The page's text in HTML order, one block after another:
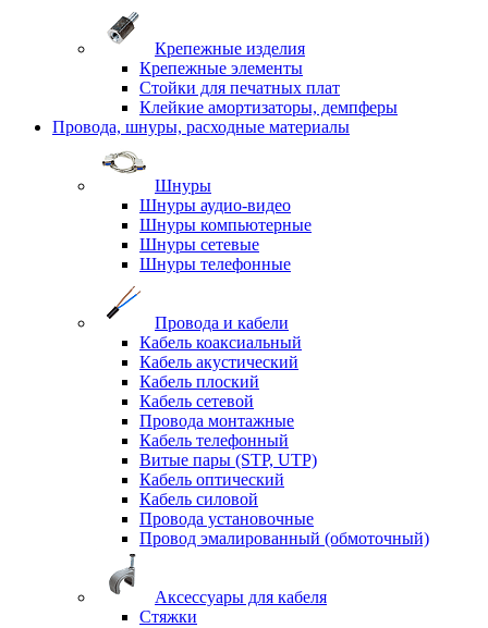
Крепежные изделия
Крепежные элементы
Стойки для печатных плат
Клейкие амортизаторы, демпферы
Провода, шнуры, расходные материалы
Шнуры
Шнуры аудио-видео
Шнуры компьютерные
Шнуры сетевые
Шнуры телефонные
Провода и кабели
Кабель коаксиальный
Кабель акустический
Кабель плоский
Кабель сетевой
Провода монтажные
Кабель телефонный
Витые пары (STP, UTP)
Кабель оптический
Кабель силовой
Провода установочные
Провод эмалированный (обмоточный)
Аксессуары для кабеля
Стяжки